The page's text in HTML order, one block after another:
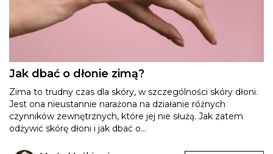
Jak dbać o dłonie zimą?
Zima to trudny czas dla skóry, w szczególności skóry dłoni.
Jest ona nieustannie narażona na działanie różnych
czynników zewnętrznych, które jej nie służą. Jak zatem
odżywić skórę dłoni i jak dbać o...